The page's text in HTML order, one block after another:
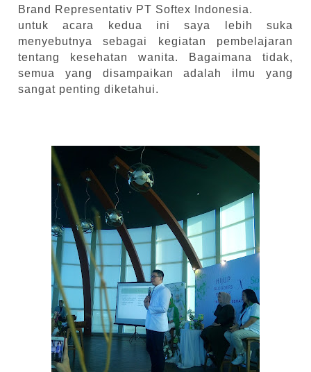
Brand Representativ PT Softex Indonesia.
untuk acara kedua ini saya lebih suka
menyebutnya sebagai kegiatan pembelajaran
tentang kesehatan wanita. Bagaimana tidak,
semua yang disampaikan adalah ilmu yang
sangat penting diketahui.